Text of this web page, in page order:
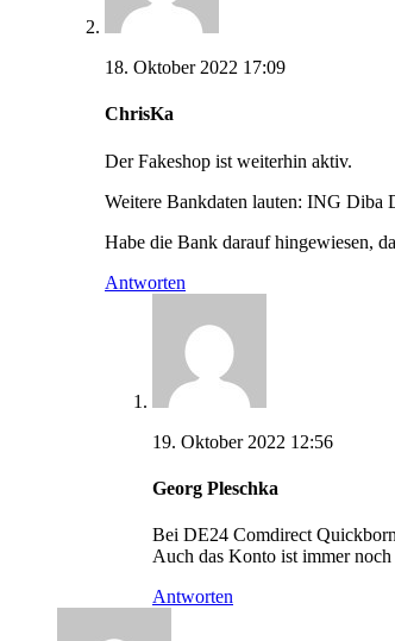
18. Oktober 2022 17:09
ChrisKa
Der Fakeshop ist weiterhin aktiv.
Weitere Bankdaten lauten: ING Diba
Habe die Bank darauf hingewiesen,
Antworten
19. Oktober 2022 12:56
Georg Pleschka
Bei DE24 Comdirect
Auch das Konto ist immer noch
Antworten